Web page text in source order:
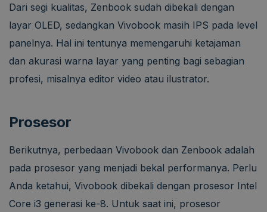
Dari segi kualitas, Zenbook sudah dibekali dengan
layar OLED, sedangkan Vivobook masih IPS pada level
panelnya. Hal ini tentunya memengaruhi ketajaman
dan akurasi warna layar yang penting bagi sebagian
profesi, misalnya editor video atau ilustrator.
Prosesor
Berikutnya, perbedaan Vivobook dan Zenbook adalah
pada prosesor yang menjadi bekal performanya. Perlu
Anda ketahui, Vivobook dibekali dengan prosesor Intel
Core i3 generasi ke-8. Untuk saat ini, prosesor